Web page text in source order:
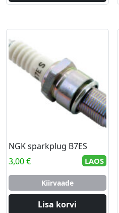
NGK sparkplug B7ES
3,00€ LAOS
Kiirvaade
Lisa korvi